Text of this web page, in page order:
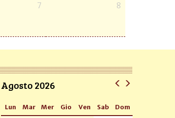
7 8
Agosto 2026
Lun Mar Mer Gio Ven Sab Dom